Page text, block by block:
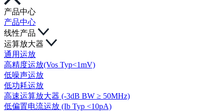
产品中心
产品中心
线性产品
运算放大器
通用运放
高精度运放(Vos Typ<1mV)
低噪声运放
低功耗运放
高速运算放大器 (-3dB BW ≥ 50MHz)
低偏置电流运放 (Ib Typ <10pA)